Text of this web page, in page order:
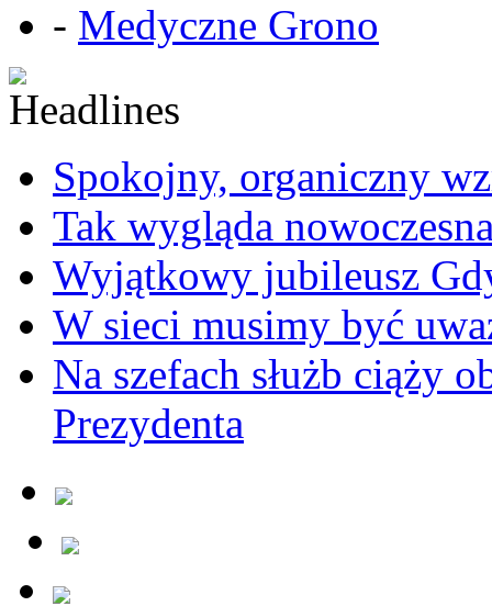
- Medyczne Grono
Spokojny, organiczny
Tak wygląda
Wyjątkowy jubileusz
W sieci musimy być
Na szefach służb ciąży
Prezydenta